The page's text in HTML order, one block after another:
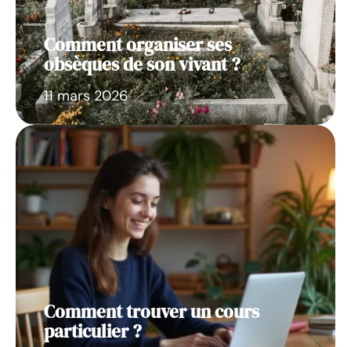
Comment organiser ses
obsèques de son vivant ?
11 mars 2026
Comment trouver un cours
particulier ?